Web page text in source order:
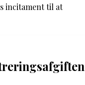
incitament til at